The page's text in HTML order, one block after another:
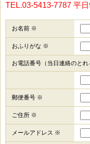
TEL.03-5413-7787 平
お名前 ※
おふりがな ※
お電話番号（当日連絡のと
郵便番号 ※
ご住所 ※
メールアドレス ※